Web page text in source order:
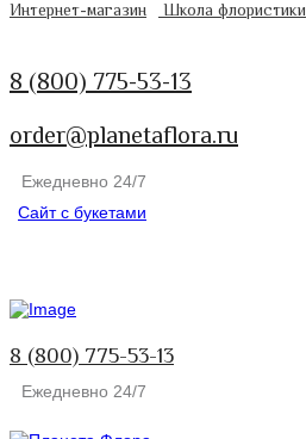
Интернет-магазин Школа флористики
8 (800) 775-53-13
order@planetaflora.ru
Ежедневно 24/7
Сайт с букетами
8 (800) 775-53-13
Ежедневно 24/7